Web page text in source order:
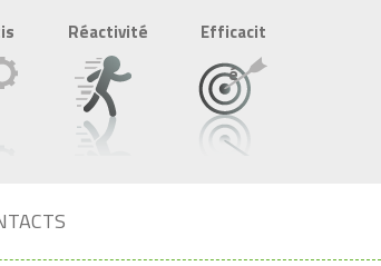
Réactivité
Efficacit
é